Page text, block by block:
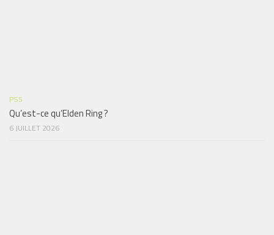
PS5
Qu’est-ce qu’Elden Ring ?
6 JUILLET 2026